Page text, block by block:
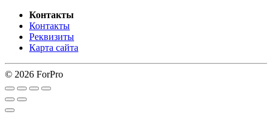
Контакты
Контакты
Реквизиты
Карта сайта
© 2026 ForPro